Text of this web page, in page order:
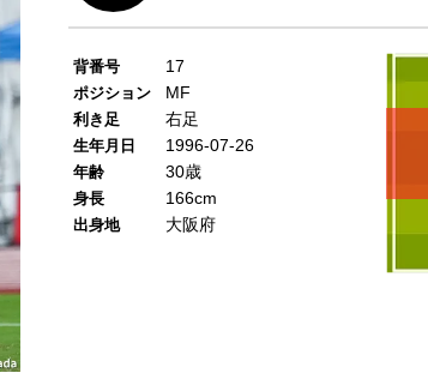
背番号 17
ポジション MF
利き足 右足
生年月日 1996-07-26
年齢 30歳
身長 166cm
出身地 大阪府
左
SB